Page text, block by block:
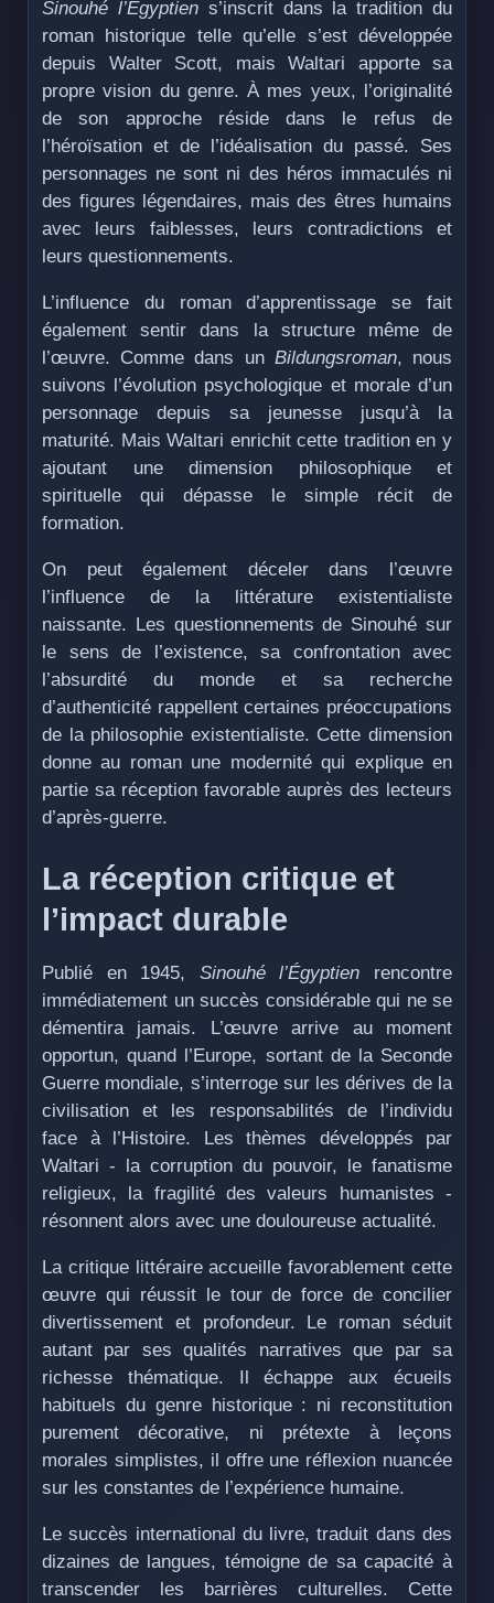
Sinouhé l’Égyptiens’inscrit dans la tradition du
roman historique telle qu’elle s’est développée
depuis Walter Scott, mais Waltari apporte sa
propre vision du genre. À mes yeux, l’originalité
de son approche réside dans le refus de
l’héroïsation et de l’idéalisation du passé. Ses
personnages ne sont ni des héros immaculés ni
des figures légendaires, mais des êtres humains
avec leurs faiblesses, leurs contradictions et
leurs questionnements.
L’influence du roman d’apprentissage se fait
également sentir dans la structure même de
l’œuvre. Comme dans un Bildungsroman, nous
suivons l’évolution psychologique et morale d’un
personnage depuis sa jeunesse jusqu’à la
maturité. Mais Waltari enrichit cette tradition en y
ajoutant une dimension philosophique et
spirituelle qui dépasse le simple récit de
formation.
On peut également déceler dans l’œuvre
l’influence de la littérature existentialiste
naissante. Les questionnements de Sinouhé sur
le sens de l’existence, sa confrontation avec
l’absurdité du monde et sa recherche
d’authenticité rappellent certaines préoccupations
de la philosophie existentialiste. Cette dimension
donne au roman une modernité qui explique en
partie sa réception favorable auprès des lecteurs
d’après-guerre.
La réception critique et
l’impact durable
Publié en 1945, Sinouhé l’Égyptien rencontre
immédiatement un succès considérable qui ne se
démentira jamais. L’œuvre arrive au moment
opportun, quand l’Europe, sortant de la Seconde
Guerre mondiale, s’interroge sur les dérives de la
civilisation et les responsabilités de l’individu
face à l’Histoire. Les thèmes développés par
Waltari - la corruption du pouvoir, le fanatisme
religieux, la fragilité des valeurs humanistes -
résonnent alors avec une douloureuse actualité.
La critique littéraire accueille favorablement cette
œuvre qui réussit le tour de force de concilier
divertissement et profondeur. Le roman séduit
autant par ses qualités narratives que par sa
richesse thématique. Il échappe aux écueils
habituels du genre historique : ni reconstitution
purement décorative, ni prétexte à leçons
morales simplistes, il offre une réflexion nuancée
sur les constantes de l’expérience humaine.
Le succès international du livre, traduit dans des
dizaines de langues, témoigne de sa capacité à
transcender les barrières culturelles. Cette